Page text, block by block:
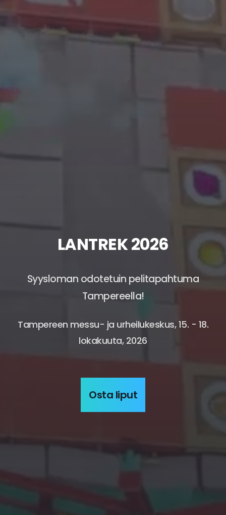
LANTREK 2026
Syysloman odotetuin pelitapahtuma
Tampereella!
Tampereen messu- ja urheilukeskus, 15. - 18.
lokakuuta, 2026
Osta liput